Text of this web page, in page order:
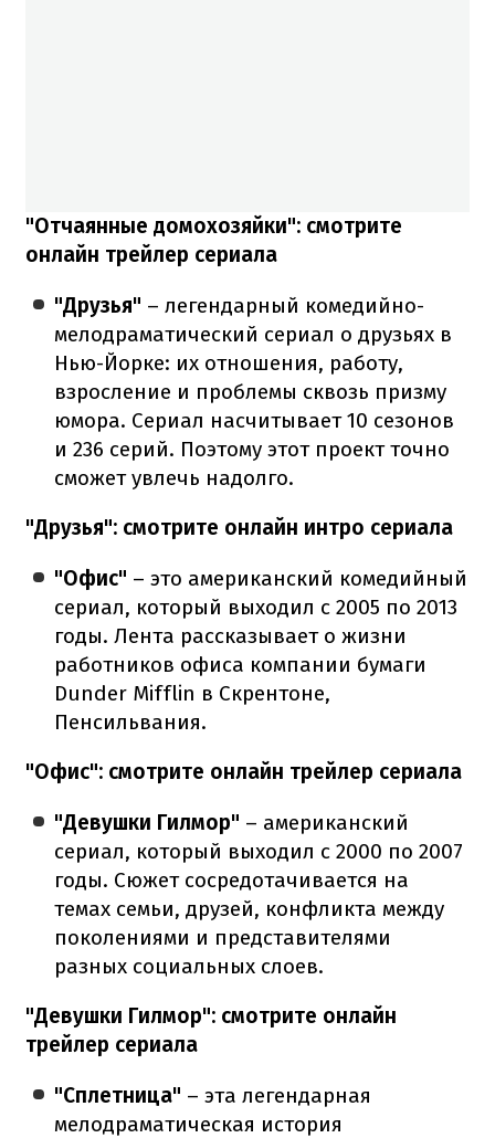
"Отчаянные домохозяйки": смотрите
онлайн трейлер сериала
"Друзья" – легендарный комедийно-
мелодраматический сериал о друзьях в
Нью-Йорке: их отношения, работу,
взросление и проблемы сквозь призму
юмора. Сериал насчитывает 10 сезонов
и 236 серий. Поэтому этот проект точно
сможет увлечь надолго.
"Друзья": смотрите онлайн интро сериала
"Офис" – это американский комедийный
сериал, который выходил с 2005 по 2013
годы. Лента рассказывает о жизни
работников офиса компании бумаги
Dunder Mifflin в Скрентоне,
Пенсильвания.
"Офис": смотрите онлайн трейлер сериала
"Девушки Гилмор" – американский
сериал, который выходил с 2000 по 2007
годы. Сюжет сосредотачивается на
темах семьи, друзей, конфликта между
поколениями и представителями
разных социальных слоев.
"Девушки Гилмор": смотрите онлайн
трейлер сериала
"Сплетница" – эта легендарная
мелодраматическая история